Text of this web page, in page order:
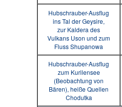
Hubschrauber-Ausflug
ins Tal der Geysire,
zur Kaldera des
Vulkans Uson und zum
Fluss Shupanowa
Hubschrauber-Ausflug
zum Kurilensee
(Beobachtung von
Bären), heiße Quellen
Chodutka